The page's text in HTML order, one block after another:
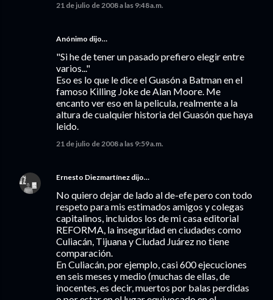
21 de julio de 2008 a las 9:48 a.m.
Anónimo dijo…
"Si he de tener un pasado prefiero elegir entre
varios..."
Eso es lo que le dice el Guasón a Batman en el
famoso Killing Joke de Alan Moore. Me
encanto ver eso en la pelicula, realmente a la
altura de cualquier historia del Guasón que haya
leido.
21 de julio de 2008 a las 9:59 a.m.
Ernesto Diezmartínez dijo…
No quiero dejar de lado al de-efe pero con todo
respeto para mis estimados amigos y colegas
capitalinos, incluidos los de mi casa editorial
REFORMA, la inseguridad en ciudades como
Culiacán, Tijuana y Ciudad Juárez no tiene
comparación.
En Culiacán, por ejemplo, casi 600 ejecuciones
en seis meses y medio (muchas de ellas, de
inocentes, es decir, muertos por balas perdidas